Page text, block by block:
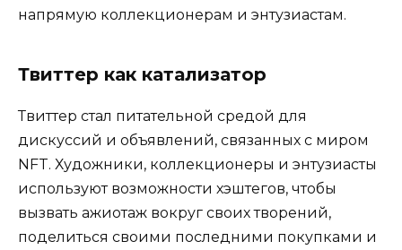
напрямую коллекционерам и энтузиастам.
Твиттер как катализатор
Твиттер стал питательной средой для
дискуссий и объявлений, связанных с миром
NFT. Художники, коллекционеры и энтузиасты
используют возможности хэштегов, чтобы
вызвать ажиотаж вокруг своих творений,
поделиться своими последними покупками и